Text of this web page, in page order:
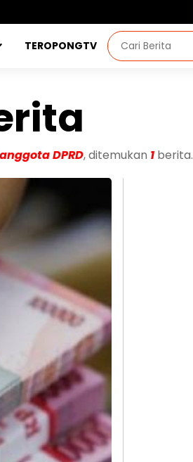
TEROPONGTV
DPRD, ditemukan 1 berita.